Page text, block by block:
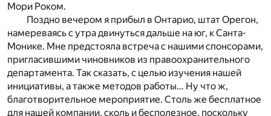
Мори Роком.
Поздно вечером я прибыл в Онтарио, штат Орегон,
намереваясь с утра двинуться дальше на юг, к Санта-
Монике. Мне предстояла встреча с нашими спонсорами,
пригласившими чиновников из правоохранительного
департамента. Так сказать, с целью изучения нашей
инициативы, а также методов работы… Ну что ж,
благотворительное мероприятие. Столь же бесплатное
для нашей компании, сколь и бесполезное, поскольку